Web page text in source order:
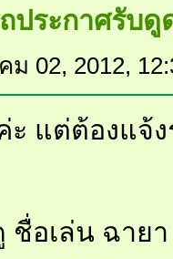
ประกาศรับ
ม 02, 2012,
ะ แต่ต้องแจ้
ชื่อเล่น ฉายา